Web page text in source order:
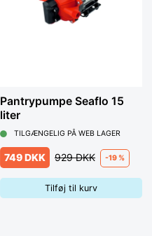
Pantrypumpe Seaflo 15
liter
TILGÆNGELIG PÅ WEB LAGER
749 DKK 929 DKK -19 %
Tilføj til kurv